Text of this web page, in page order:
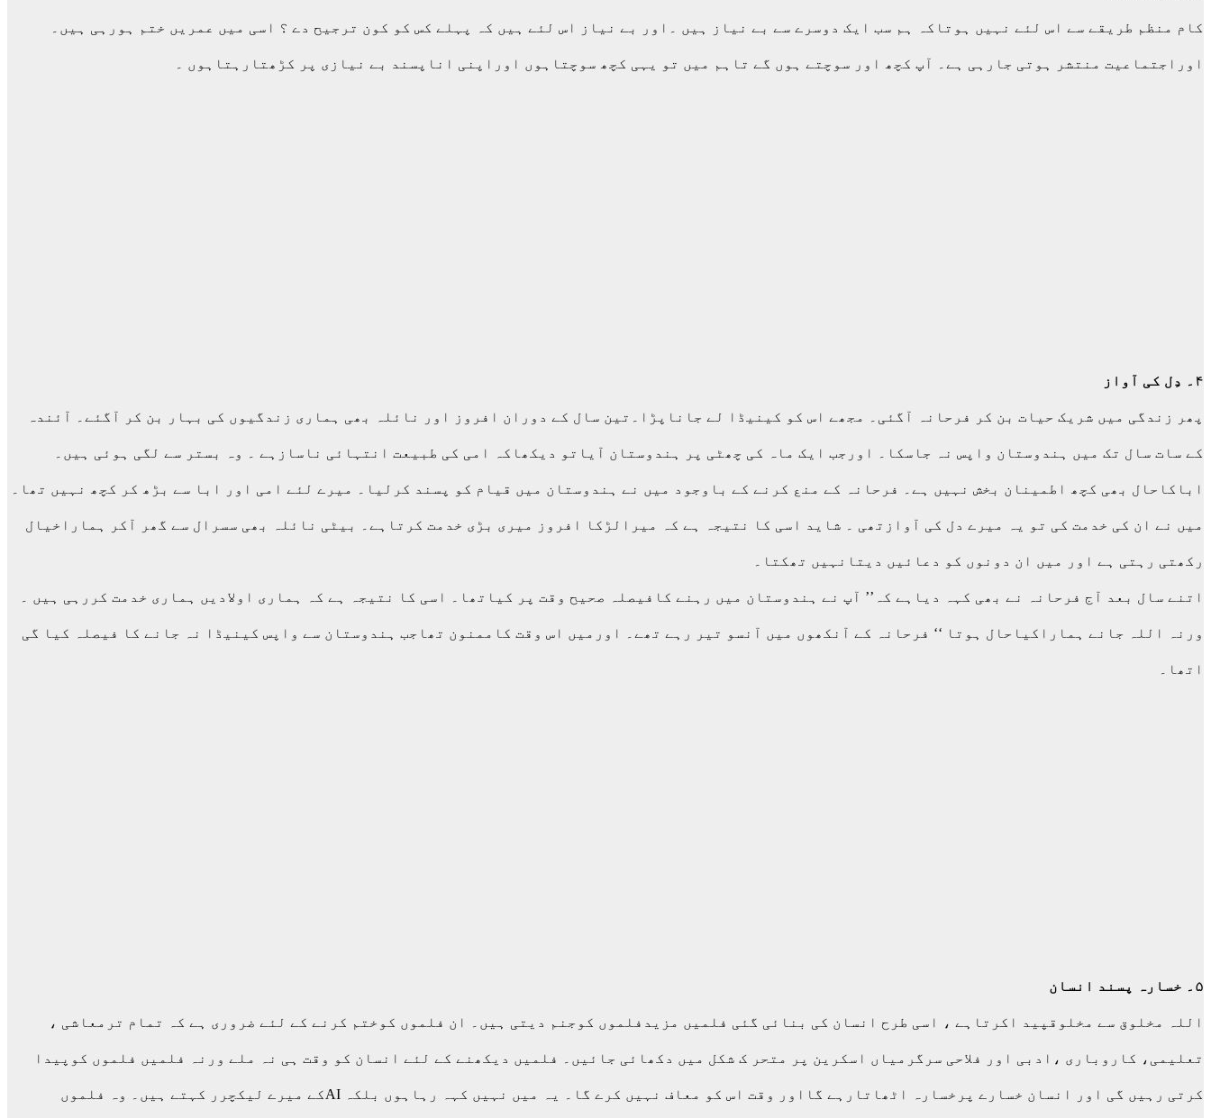
کام منظم طریقے سے اس لئے نہیں ہوتاکہ ہم سب ایک دوسرے سے بے نیاز ہیں ۔اور بے نیاز اس لئے ہیں کہ پہلے کس کو کون ترجیح دے ؟ اسی میں عمریں ختم ہورہی ہیں۔
اوراجتماعیت منتشر ہوتی جارہی ہے۔ آپ کچھ اور سوچتے ہوں گے تاہم میں تو یہی کچھ سوچتاہوں اوراپنی اناپسند بے نیازی پر کڑھتارہتاہوں ۔
۴۔ دِل کی آواز
پھر زندگی میں شریک حیات بن کر فرحانہ آگئی۔ مجھے اس کو کینیڈا لے جاناپڑا۔تین سال کے دوران افروز اور نائلہ بھی ہماری زندگیوں کی بہار بن کر آگئے۔ آئندہ
کے سات سال تک میں ہندوستان واپس نہ جاسکا۔ اورجب ایک ماہ کی چھٹی پر ہندوستان آیاتو دیکھاکہ امی کی طبیعت انتہائی ناسازہے ۔ وہ بستر سے لگی ہوئی ہیں۔
اباکاحال بھی کچھ اطمینان بخش نہیں ہے۔ فرحانہ کے منع کرنے کے باوجود میں نے ہندوستان میں قیام کو پسند کرلیا۔ میرے لئے امی اور ابا سے بڑھ کر کچھ نہیں تھا۔
میں نے ان کی خدمت کی تو یہ میرے دل کی آوازتھی ۔ شاید اسی کا نتیجہ ہے کہ میرالڑکا افروز میری بڑی خدمت کرتاہے۔ بیٹی نائلہ بھی سسرال سے گھر آکر ہماراخیال
رکھتی رہتی ہے اور میں ان دونوں کو دعائیں دیتانہیں تھکتا۔
اتنے سال بعد آج فرحانہ نے بھی کہہ دیاہے کہ’’ آپ نے ہندوستان میں رہنے کافیصلہ صحیح وقت پر کیاتھا۔ اسی کا نتیجہ ہے کہ ہماری اولادیں ہماری خدمت کررہی ہیں ۔
ورنہ اللہ جانے ہماراکیاحال ہوتا ‘‘ فرحانہ کے آنکھوں میں آنسو تیر رہے تھے۔ اورمیں اس وقت کاممنون تھاجب ہندوستان سے واپس کینیڈا نہ جانے کا فیصلہ کیا گی
اتھا۔
۵۔ خسارہ پسند انسان
اللہ مخلوق سے مخلوقپید اکرتاہے ، اسی طرح انسان کی بنائی گئی فلمیں مزیدفلموں کوجنم دیتی ہیں۔ ان فلموں کوختم کرنے کے لئے ضروری ہے کہ تمام ترمعاشی ،
تعلیمی، کاروباری ،ادبی اور فلاحی سرگرمیاں اسکرین پر متحر ک شکل میں دکھائی جائیں۔ فلمیں دیکھنے کے لئے انسان کو وقت ہی نہ ملے ورنہ فلمیں فلموں کوپیدا
کرتی رہیں گی اور انسان خسارے پرخسارہ اٹھاتارہے گااور وقت اس کو معاف نہیں کرے گا۔ یہ میں نہیں کہہ رہاہوں بلکہ AIکے میرے لیکچرر کہتے ہیں۔ وہ فلموں